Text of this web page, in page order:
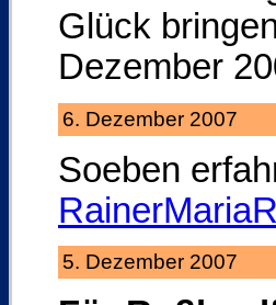
Glück
Dezember
6. Dezember 2007
Soeben
5. Dezember 2007